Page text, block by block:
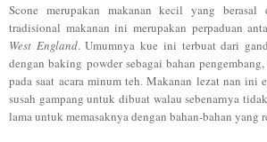
Scone merupakan makanan kecil yang berasal
tradisional makanan ini merupakan perpaduan
West England. Umumnya kue ini terbuat dari
dengan baking powder sebagai bahan
pada saat acara minum teh. Makanan lezat nan ini
susah gampang untuk dibuat walau sebenarnya
lama untuk memasaknya dengan bahan-bahan yang